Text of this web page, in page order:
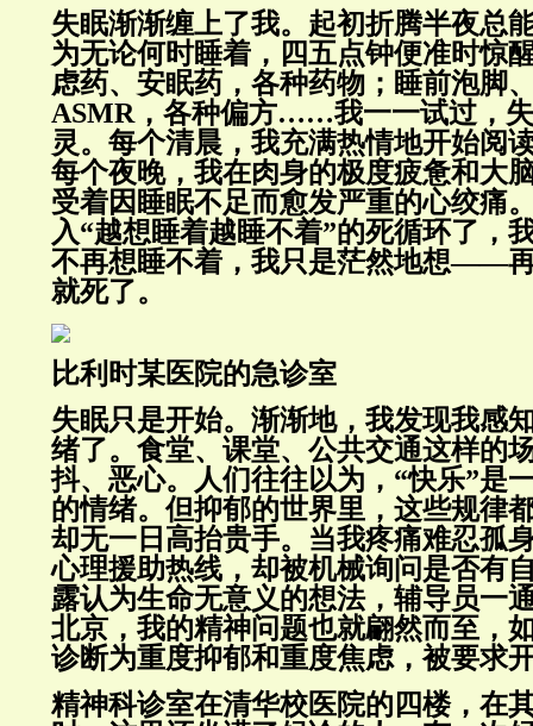
失眠渐渐缠上了我。起初折腾半夜总
为无论何时睡着，四五点钟便准时惊
虑药、安眠药，各种药物；睡前泡脚
ASMR，各种偏方……我一一试过，
灵。每个清晨，我充满热情地开始阅
每个夜晚，我在肉身的极度疲惫和大
受着因睡眠不足而愈发严重的心绞痛
入“越想睡着越睡不着”的死循环了，
不再想睡不着，我只是茫然地想——
就死了。
比利时某医院的急诊室
失眠只是开始。渐渐地，我发现我感
绪了。食堂、课堂、公共交通这样的
抖、恶心。人们往往以为，“快乐”是
的情绪。但抑郁的世界里，这些规律
却无一日高抬贵手。当我疼痛难忍孤
心理援助热线，却被机械询问是否有
露认为生命无意义的想法，辅导员一
北京，我的精神问题也就翩然而至，
诊断为重度抑郁和重度焦虑，被要求
精神科诊室在清华校医院的四楼，在